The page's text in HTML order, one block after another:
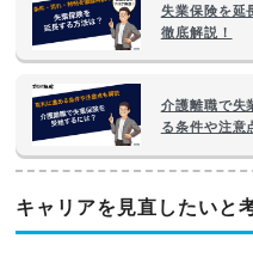
失業保険を延
徹底解説！
介護離職で失
る条件や注意
キャリアを見直したいと